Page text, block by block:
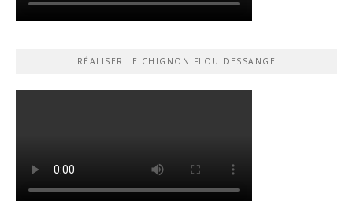
RÉALISER LE CHIGNON FLOU DESSANGE